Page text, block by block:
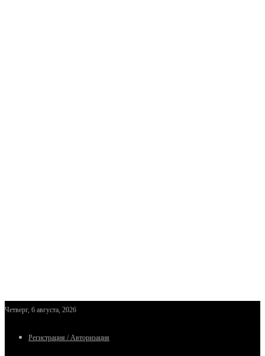
Четверг, 6 августа, 2026
Регистрация / Авторизация